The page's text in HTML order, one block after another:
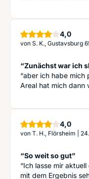
4,0Sterne
von S. K., Gustavsburg
“Zunächst war ich
“aber ich habe mich
Areal hat mich dann
4,0Sterne
von T. H., Flörsheim
“So weit so gut”
“Ich lasse mir
mit dem Ergebnis